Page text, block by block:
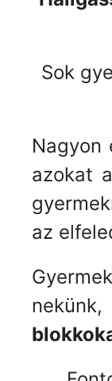
Sok
Nagyon
azokat
az